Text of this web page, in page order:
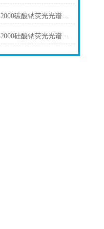
工厂直销DF-2000碳酸钠荧光光谱仪技术参数
工厂直销DF-2000硅酸钠荧光光谱仪技术参数